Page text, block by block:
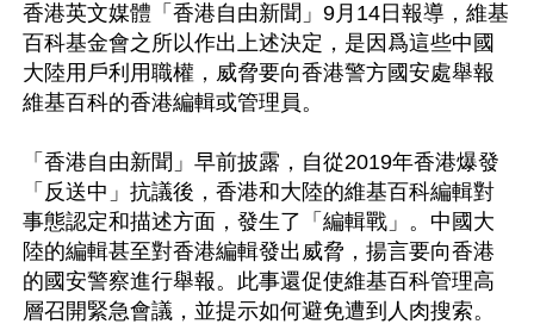
香港英文媒體「香港自由新聞」9月14日報導，維基
百科基金會之所以作出上述決定，是因爲這些中國
大陸用戶利用職權，威脅要向香港警方國安處舉報
維基百科的香港編輯或管理員。
「香港自由新聞」早前披露，自從2019年香港爆發
「反送中」抗議後，香港和大陸的維基百科編輯對
事態認定和描述方面，發生了「編輯戰」。中國大
陸的編輯甚至對香港編輯發出威脅，揚言要向香港
的國安警察進行舉報。此事還促使維基百科管理高
層召開緊急會議，並提示如何避免遭到人肉搜索。